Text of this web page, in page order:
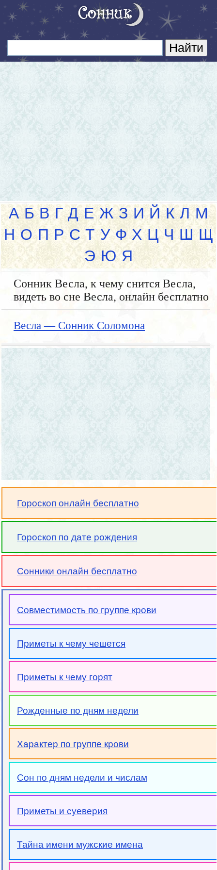
А Б В Г Д Е Ж З И Й К Л М
Н О П Р С Т У Ф Х Ц Ч Ш Щ
Э Ю Я
Сонник Весла, к чему снится Весла,
видеть во сне Весла, онлайн бесплатно
Весла — Сонник Соломона
Гороскоп онлайн бесплатно
Гороскоп по дате рождения
Сонники онлайн бесплатно
Совместимость по группе крови
Приметы к чему чешется
Приметы к чему горят
Рожденные по дням недели
Характер по группе крови
Сон по дням недели и числам
Приметы и суеверия
Тайна имени мужские имена